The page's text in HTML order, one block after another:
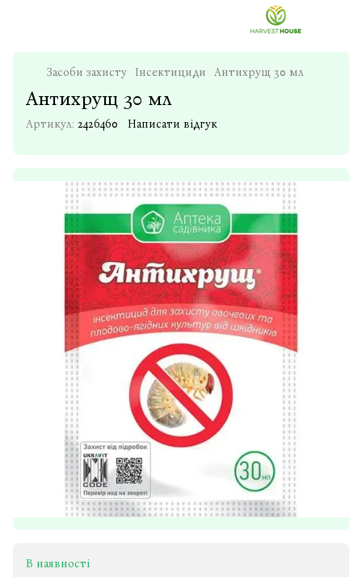
Засоби захисту Інсектициди Антихрущ 30 мл
Антихрущ 30 мл
Артикул: 2426460 Написати відгук
В наявності